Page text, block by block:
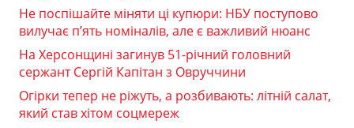
Не поспішайте міняти ці купюри: НБУ поступово
вилучає п’ять номіналів, але є важливий нюанс
На Херсонщині загинув 51-річний головний
сержант Сергій Капітан з Овруччини
Огірки тепер не ріжуть, а розбивають: літній салат,
який став хітом соцмереж